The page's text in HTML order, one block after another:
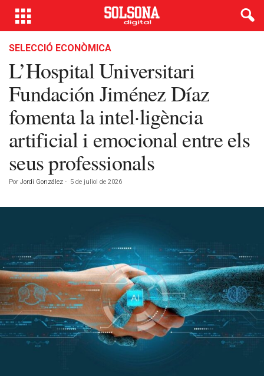
SELECCIÓ ECONÒMICA
L’Hospital Universitari
Fundación Jiménez Díaz
fomenta la intel·ligència
artificial i emocional entre els
seus professionals
Por Jordi González - 5 de juliol de 2026